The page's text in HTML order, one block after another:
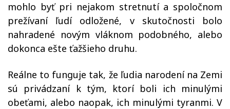
mohlo byť pri nejakom stretnutí a spoločnom
prežívaní ľudí odložené, v skutočnosti bolo
nahradené novým vláknom podobného, alebo
dokonca ešte ťažšieho druhu.
Reálne to funguje tak, že ľudia narodení na Zemi
sú privádzaní k tým, ktorí boli ich minulými
obeťami, alebo naopak, ich minulými tyranmi. V